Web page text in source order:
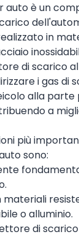
auto è un
in
di scarico
i gas di
alla parte
a
più
sono:
materiali
o alluminio.
di